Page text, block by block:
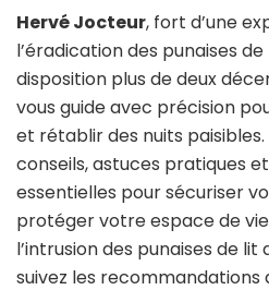
Hervé Jocteur, fort d’une
l’éradication des punaises
disposition plus de deux
vous guide avec précision
et rétablir des nuits
conseils, astuces pratiques
essentielles pour sécuriser
protéger votre espace de
l’intrusion des punaises de
suivez les recommandations